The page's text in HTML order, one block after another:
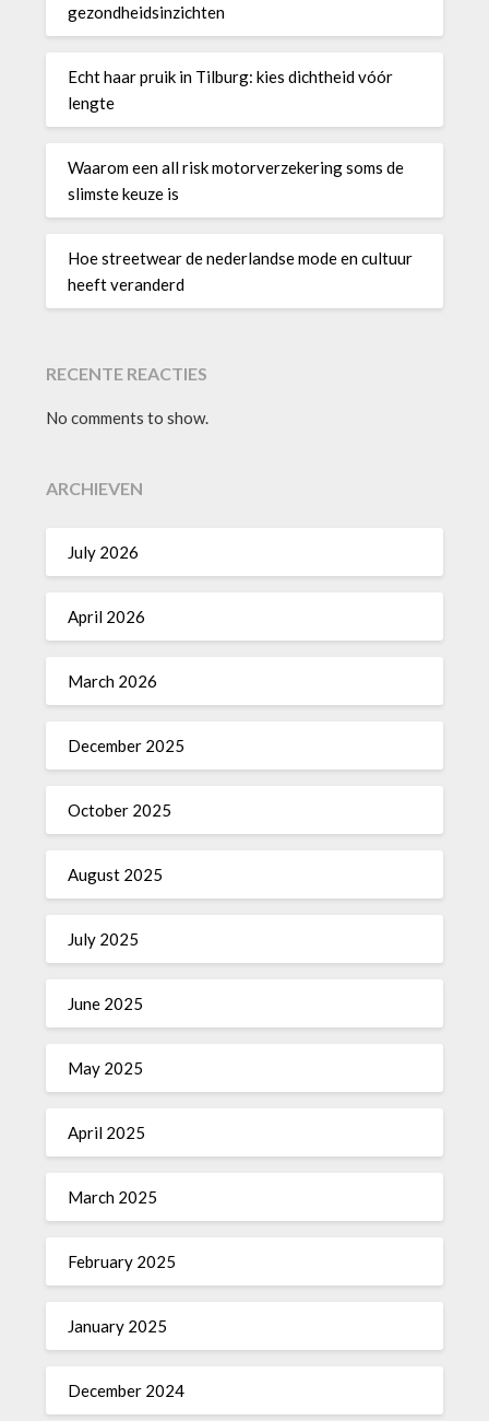
gezondheidsinzichten
Echt haar pruik in Tilburg: kies dichtheid vóór
lengte
Waarom een all risk motorverzekering soms de
slimste keuze is
Hoe streetwear de nederlandse mode en cultuur
heeft veranderd
RECENTE REACTIES
No comments to show.
ARCHIEVEN
July 2026
April 2026
March 2026
December 2025
October 2025
August 2025
July 2025
June 2025
May 2025
April 2025
March 2025
February 2025
January 2025
December 2024